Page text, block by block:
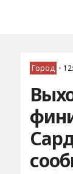
Город •